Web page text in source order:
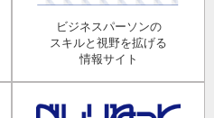
ビジネスパーソンの
スキルと視野を拡げる
情報サイト